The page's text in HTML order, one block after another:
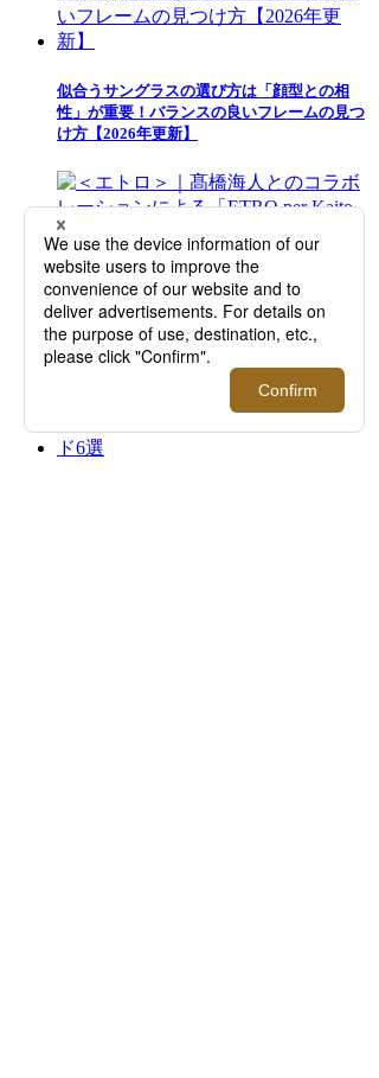
似合うサングラスの選び方は「顔型との相
性」が重要！バランスの良いフレームの見つ
け方【2026年更新】
＜エトロ＞｜髙橋海人とのコラボレーション
による「ETRO per Kaito Takahashi」から新
たなコレクションが登場【伊勢丹新宿店】